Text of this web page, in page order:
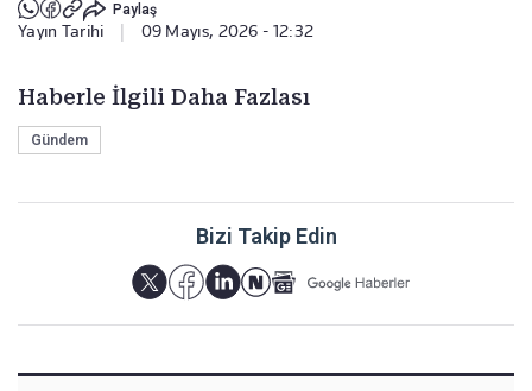
Paylaş
Yayın Tarihi | 09 Mayıs, 2026 - 12:32
Haberle İlgili Daha Fazlası
Gündem
Bizi Takip Edin